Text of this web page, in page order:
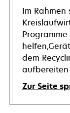
Im
dem
aufbereiten
Zur Seite